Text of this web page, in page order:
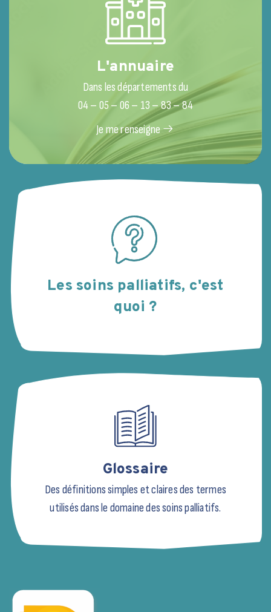
L'annuaire
Dans les départements du
04 – 05 – 06 – 13 – 83 – 84
Je me renseigne
Les soins palliatifs, c'est
quoi ?
Glossaire
Des définitions simples et claires des termes
utilisés dans le domaine des soins palliatifs.